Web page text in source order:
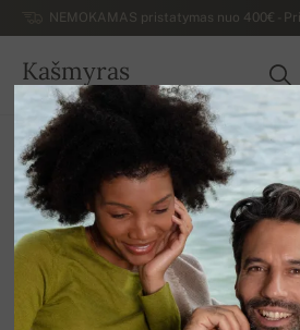
NEMOKAMAS pristatymas nuo 400€ -
Kašmyras
LIETUVA
Atgal
Moteriški kašmyro megztiniai
Moteriški kašmyro kardiganai